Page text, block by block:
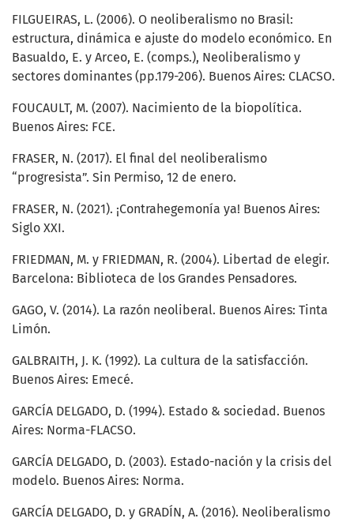
FILGUEIRAS, L. (2006). O neoliberalismo no Brasil:
estructura, dinámica e ajuste do modelo económico. En
Basualdo, E. y Arceo, E. (comps.), Neoliberalismo y
sectores dominantes (pp.179-206). Buenos Aires: CLACSO.
FOUCAULT, M. (2007). Nacimiento de la biopolítica.
Buenos Aires: FCE.
FRASER, N. (2017). El final del neoliberalismo
“progresista”. Sin Permiso, 12 de enero.
FRASER, N. (2021). ¡Contrahegemonía ya! Buenos Aires:
Siglo XXI.
FRIEDMAN, M. y FRIEDMAN, R. (2004). Libertad de elegir.
Barcelona: Biblioteca de los Grandes Pensadores.
GAGO, V. (2014). La razón neoliberal. Buenos Aires: Tinta
Limón.
GALBRAITH, J. K. (1992). La cultura de la satisfacción.
Buenos Aires: Emecé.
GARCÍA DELGADO, D. (1994). Estado & sociedad. Buenos
Aires: Norma-FLACSO.
GARCÍA DELGADO, D. (2003). Estado-nación y la crisis del
modelo. Buenos Aires: Norma.
GARCÍA DELGADO, D. y GRADÍN, A. (2016). Neoliberalismo